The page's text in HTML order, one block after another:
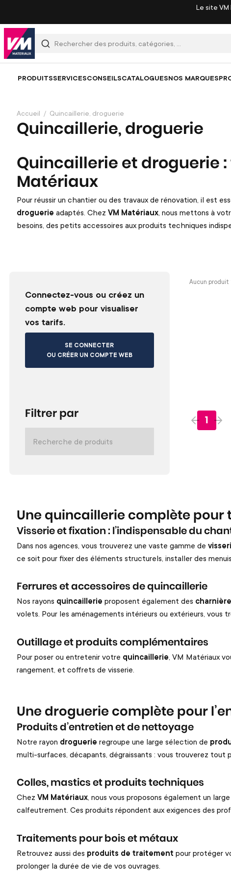
Le site
PRODUITSSERVICESCONSEILSCATALOGUESNOS MARQUES
Accueil Quincaillerie, droguerie
Quincaillerie, droguerie
Quincaillerie et droguerie
Matériaux
Pour réussir un chantier ou des travaux de rénovation, il est
droguerie adaptés. Chez VM Matériaux, nous mettons à
besoins, des petits accessoires aux produits techniques
Connectez-vous ou créez un
compte web pour visualiser
vos tarifs.
SE CONNECTER
OU CRÉER UN COMPTE WEB
Filtrer par
Aucun produit
1
Une quincaillerie complète pour
Visserie et fixation : l’indispensable du
Dans nos agences, vous trouverez une vaste gamme de
ce soit pour fixer des éléments structurels, installer des
Ferrures et accessoires de quincaillerie
Nos rayons quincaillerie proposent également des
volets. Pour les aménagements intérieurs ou extérieurs, vous
Outillage et produits complémentaires
Pour poser ou entretenir votre quincaillerie, VM Matériaux
rangement, et coffrets de visserie.
Une droguerie complète pour
Produits d’entretien et de nettoyage
Notre rayon droguerie regroupe une large sélection de
multi-surfaces, décapants, dégraissants : vous trouverez tout
Colles, mastics et produits techniques
Chez VM Matériaux, nous vous proposons également un
calfeutrement. Ces produits répondent aux exigences des
Traitements pour bois et métaux
Retrouvez aussi des produits de traitement pour protéger
prolonger la durée de vie de vos ouvrages.